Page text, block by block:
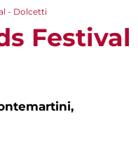
- Dolcetti
Festival